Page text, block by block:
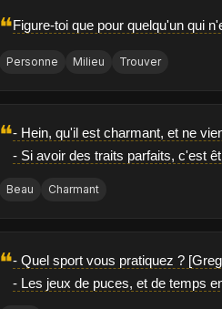
❝Figure-toi que pour quelqu'un qui
Personne Milieu Trouver
❝- Hein, qu'il est charmant, et ne
- Si avoir des traits parfaits, c'est
Beau Charmant
❝- Quel sport vous pratiquez ?
- Les jeux de puces, et de temps